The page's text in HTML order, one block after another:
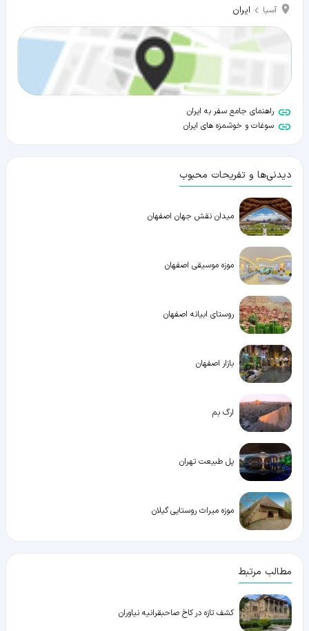
آسیا ایران
راهنمای جامع سفر به ایران
سوغات و خوشمزه های ایران
دیدنی‌ها و تفریحات محبوب
میدان نقش جهان اصفهان
موزه موسیقی اصفهان
روستای ابیانه اصفهان
بازار اصفهان
ارگ بم
پل طبیعت تهران
موزه میراث روستایی گیلان
مطالب مرتبط
کشف تازه در کاخ صاحبقرانیه نیاوران